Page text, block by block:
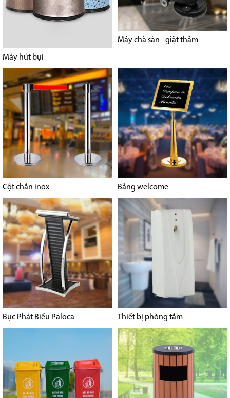
Máy hút bụi
Máy chà sàn - giặt thảm
Cột chắn inox Bảng welcome
Bục Phát Biểu Paloca Thiết bị phòng tắm